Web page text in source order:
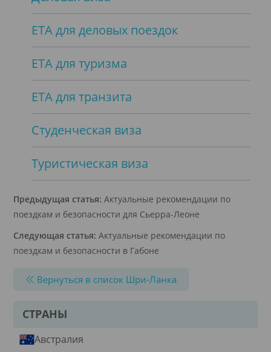
ЕТА для деловых поездок
ЕТА для туризма
ЕТА для транзита
Студенческая виза
Туристическая виза
Предыдущая статья: Актуальные рекомендации по
поездкам и безопасности для Сьерра-Леоне
Следующая статья: Актуальные рекомендации по
поездкам и безопасности в Габоне
Вернуться в список Шри-Ланка
СТРАНЫ
Австралия